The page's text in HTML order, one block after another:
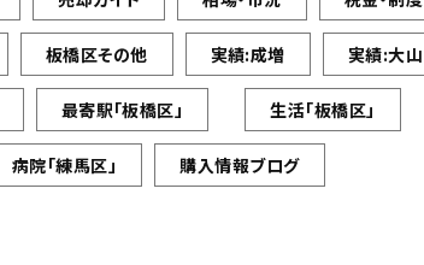
板橋区その他 実績:成増 実績:大山
最寄駅「板橋区」 生活「板橋区」
病院「練馬区」 購入情報ブログ